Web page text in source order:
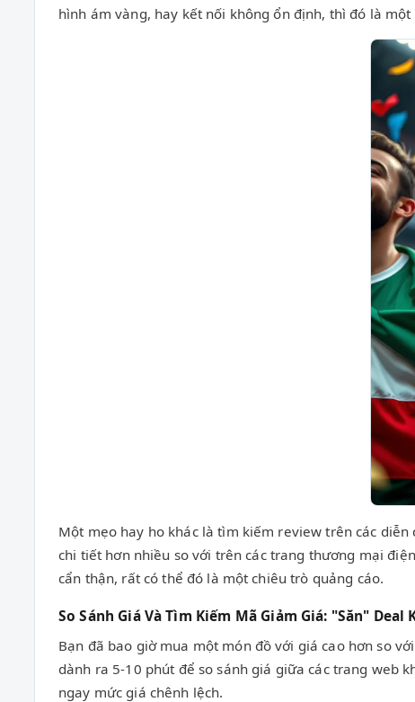
hình ám vàng, hay kết nối không ổn định, thì đó là
Một mẹo hay ho khác là tìm kiếm review trên các
chi tiết hơn nhiều so với trên các trang thương mại
cẩn thận, rất có thể đó là một chiêu trò quảng cáo.
So Sánh Giá Và Tìm Kiếm Mã Giảm Giá: "Săn" Deal
Bạn đã bao giờ mua một món đồ với giá cao hơn so
dành ra 5-10 phút để so sánh giá giữa các trang web
ngay mức giá chênh lệch.